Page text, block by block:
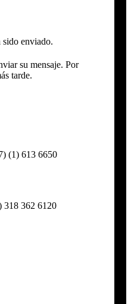
sido enviado.
su mensaje. Por
tarde.
(1) 613 6650
318 362 6120